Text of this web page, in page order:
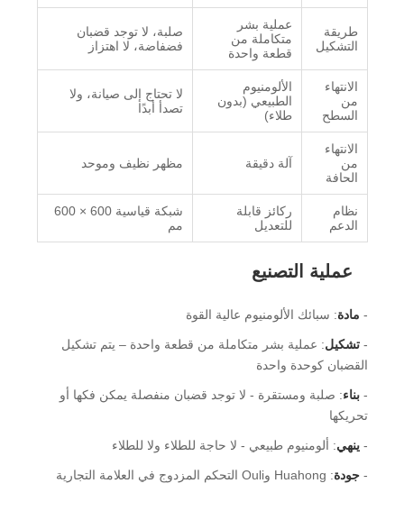
طريقة
التشكيل
عملية بشر
متكاملة من
قطعة واحدة
صلبة، لا توجد قضبان
فضفاضة، لا اهتزاز
الانتهاء
من
السطح
الألومنيوم
الطبيعي (بدون
طلاء)
لا تحتاج إلى صيانة، ولا
تصدأ أبدًا
الانتهاء
من
الحافة
آلة دقيقة مظهر نظيف وموحد
نظام
الدعم
ركائز قابلة
للتعديل
شبكة قياسية 600 × 600
مم
عملية التصنيع
- مادة: سبائك الألومنيوم عالية القوة
-تشكيل: عملية بشر متكاملة من قطعة واحدة – يتم تشكيل
القضبان كوحدة واحدة
-بناء: صلبة ومستقرة - لا توجد قضبان منفصلة يمكن فكها أو
تحريكها
-ينهي: ألومنيوم طبيعي - لا حاجة للطلاء ولا للطلاء
-جودة: Huahong وOuli التحكم المزدوج في العلامة التجارية